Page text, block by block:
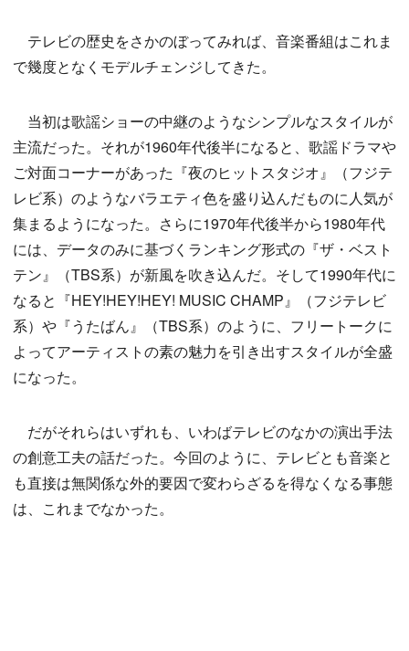
テレビの歴史をさかのぼってみれば、音楽番組はこれま
で幾度となくモデルチェンジしてきた。
当初は歌謡ショーの中継のようなシンプルなスタイルが
主流だった。それが1960年代後半になると、歌謡ドラマや
ご対面コーナーがあった『夜のヒットスタジオ』（フジテ
レビ系）のようなバラエティ色を盛り込んだものに人気が
集まるようになった。さらに1970年代後半から1980年代
には、データのみに基づくランキング形式の『ザ・ベスト
テン』（TBS系）が新風を吹き込んだ。そして1990年代に
なると『HEY!HEY!HEY! MUSIC CHAMP』（フジテレビ
系）や『うたばん』（TBS系）のように、フリートークに
よってアーティストの素の魅力を引き出すスタイルが全盛
になった。
だがそれらはいずれも、いわばテレビのなかの演出手法
の創意工夫の話だった。今回のように、テレビとも音楽と
も直接は無関係な外的要因で変わらざるを得なくなる事態
は、これまでなかった。